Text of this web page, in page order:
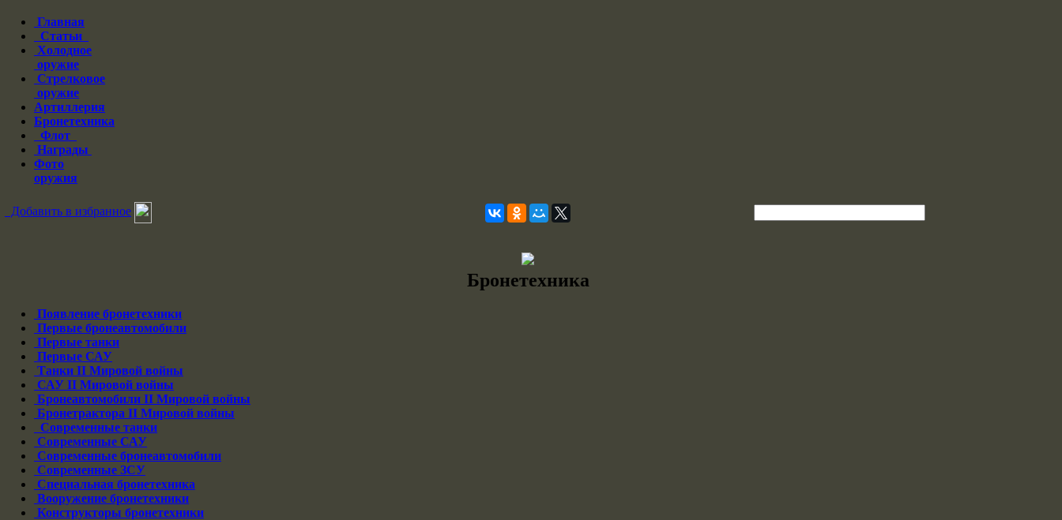
Главная
Статьи
Холодное
оружие
Стрелковое
оружие
Артиллерия
Бронетехника
Флот
Награды
Фото
оружия
Добавить в избранное
Бронетехника
Появление бронетехники
Первые бронеавтомобили
Первые танки
Первые САУ
Танки II Мировой войны
САУ II Мировой войны
Бронеавтомобили II Мировой войны
Бронетрактора II Мировой войны
Современные танки
Современные САУ
Современные бронеавтомобили
Современные ЗСУ
Специальная бронетехника
Вооружение бронетехники
Конструкторы бронетехники